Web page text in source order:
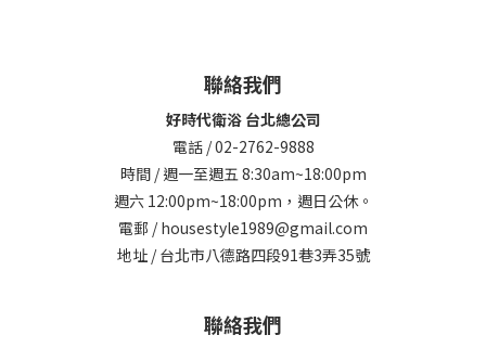
聯絡我們
好時代衛浴 台北總公司
電話 / 02-2762-9888
時間 / 週一至週五 8:30am~18:00pm
週六 12:00pm~18:00pm，週日公休。
電郵 / housestyle1989@gmail.com
地址 / 台北市八德路四段91巷3弄35號
聯絡我們